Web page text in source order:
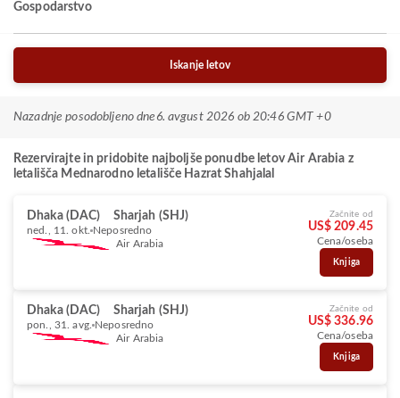
Gospodarstvo
Iskanje letov
Nazadnje posodobljeno dne 6. avgust 2026 ob 20:46 GMT +0
Rezervirajte in pridobite najboljše ponudbe letov Air Arabia z
letališča Mednarodno letališče Hazrat Shahjalal
Dhaka (DAC) Sharjah (SHJ)
ned., 11. okt. Neposredno
Air Arabia
Začnite od
US$ 209.45
Cena/oseba
Knjiga
Dhaka (DAC) Sharjah (SHJ)
pon., 31. avg. Neposredno
Air Arabia
Začnite od
US$ 336.96
Cena/oseba
Knjiga